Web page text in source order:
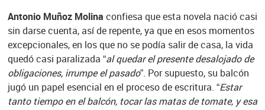
Antonio Muñoz Molina confiesa que esta novela nació casi
sin darse cuenta, así de repente, ya que en esos momentos
excepcionales, en los que no se podía salir de casa, la vida
quedó casi paralizada “al quedar el presente desalojado de
obligaciones, irrumpe el pasado”. Por supuesto, su balcón
jugó un papel esencial en el proceso de escritura. “Estar
tanto tiempo en el balcón, tocar las matas de tomate, y esa